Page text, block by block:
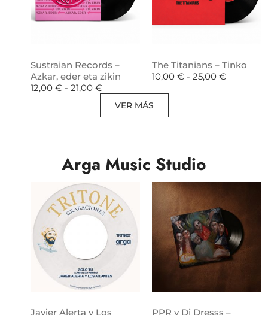
Sustraian Records –
Azkar, eder eta zikin
12,00 € - 21,00 €
The Titanians – Tinko
10,00 € - 25,00 €
VER MÁS
Arga Music Studio
Javier Alerta y Los
PPR y Dj Dresss –